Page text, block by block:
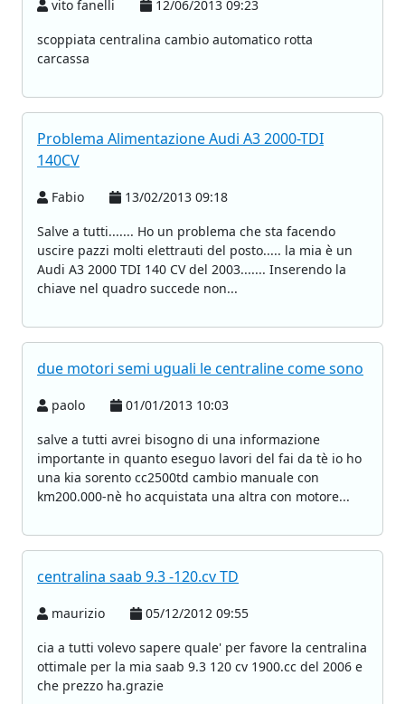
vito fanelli
12/06/2013 09:23
scoppiata centralina cambio automatico rotta
carcassa
Problema Alimentazione Audi A3 2000-TDI
140CV
Fabio
13/02/2013 09:18
Salve a tutti....... Ho un problema che sta facendo
uscire pazzi molti elettrauti del posto..... la mia è un
Audi A3 2000 TDI 140 CV del 2003....... Inserendo la
chiave nel quadro succede non...
due motori semi uguali le centraline come sono
paolo
01/01/2013 10:03
salve a tutti avrei bisogno di una informazione
importante in quanto eseguo lavori del fai da tè io ho
una kia sorento cc2500td cambio manuale con
km200.000-nè ho acquistata una altra con motore...
centralina saab 9.3 -120.cv TD
maurizio
05/12/2012 09:55
cia a tutti volevo sapere quale' per favore la centralina
ottimale per la mia saab 9.3 120 cv 1900.cc del 2006 e
che prezzo ha.grazie